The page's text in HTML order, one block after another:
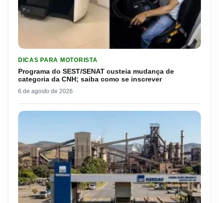
DICAS PARA MOTORISTA
Programa do SEST/SENAT custeia mudança de
categoria da CNH; saiba como se inscrever
6 de agosto de 2026